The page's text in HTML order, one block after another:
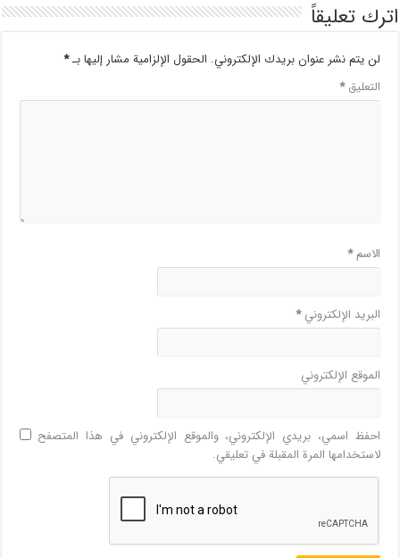
اترك تعليقاً
لن يتم نشر عنوان بريدك الإلكتروني. الحقول الإلزامية مشار إليها بـ*
التعليق*
الاسم*
البريد الإلكتروني*
الموقع الإلكتروني
احفظ اسمي، بريدي الإلكتروني، والموقع الإلكتروني في هذا المتصفح
لاستخدامها المرة المقبلة في تعليقي.